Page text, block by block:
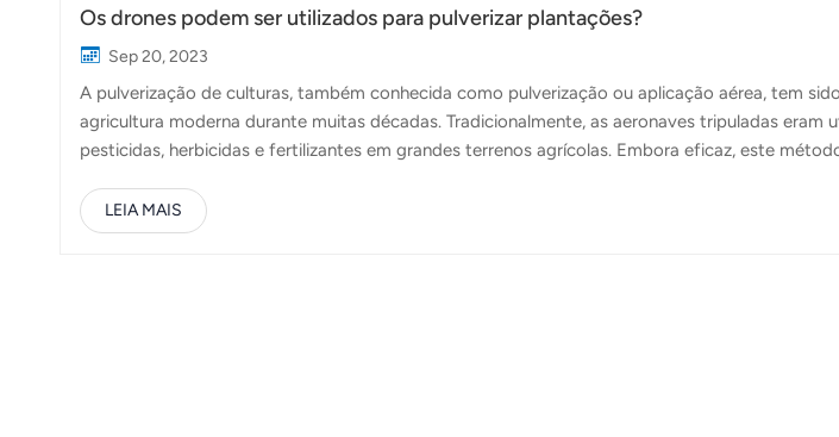
Os drones podem ser utilizados para pulverizar plantações?
Sep 20, 2023
A pulverização de culturas, também conhecida como pulverização ou aplicação aérea, tem
agricultura moderna durante muitas décadas. Tradicionalmente, as aeronaves tripuladas eram
pesticidas, herbicidas e fertilizantes em grandes terrenos agrícolas. Embora eficaz, este
dos drones, o panorama agrícola testemunhou uma transformação significativa. Os drones,
pulverização especializados, surgiram como alternativas eficientes e económicas para a
LEIA MAIS